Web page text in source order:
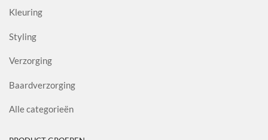
Kleuring
Styling
Verzorging
Baardverzorging
Alle categorieën